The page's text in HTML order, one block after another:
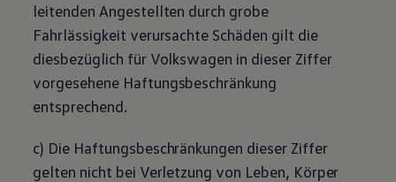
leitenden Angestellten durch grobe
Fahrlässigkeit verursachte Schäden gilt die
diesbezüglich für Volkswagen in dieser Ziffer
vorgesehene Haftungsbeschränkung
entsprechend.
c) Die Haftungsbeschränkungen dieser Ziffer
gelten nicht bei Verletzung von Leben, Körper